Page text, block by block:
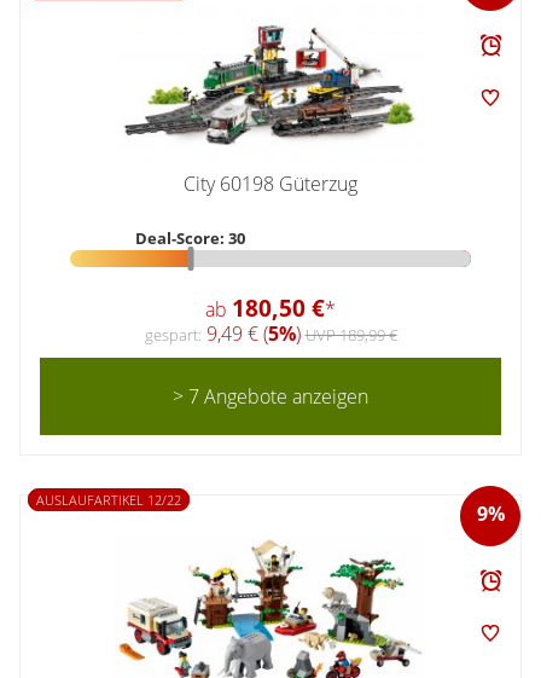
City 60198 Güterzug
Deal-Score: 30
ab 180,50 €*
gespart: 9,49 € (5%)UVP 189,99 €
> 7 Angebote anzeigen
9%
AUSLAUFARTIKEL 12/22